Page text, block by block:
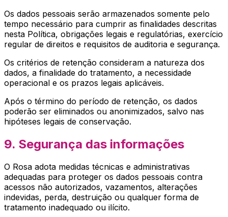
Os dados pessoais serão armazenados somente pelo
tempo necessário para cumprir as finalidades descritas
nesta Política, obrigações legais e regulatórias, exercício
regular de direitos e requisitos de auditoria e segurança.
Os critérios de retenção consideram a natureza dos
dados, a finalidade do tratamento, a necessidade
operacional e os prazos legais aplicáveis.
Após o término do período de retenção, os dados
poderão ser eliminados ou anonimizados, salvo nas
hipóteses legais de conservação.
9. Segurança das informações
O Rosa adota medidas técnicas e administrativas
adequadas para proteger os dados pessoais contra
acessos não autorizados, vazamentos, alterações
indevidas, perda, destruição ou qualquer forma de
tratamento inadequado ou ilícito.